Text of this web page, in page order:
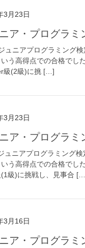
3月23日
ニア・プログラ
ュニアプログラミング
う高得点での合格でし
級(2級)に挑 […]
3月23日
ニア・プログラ
ュニアプログラミング
う高得点での合格でし
級)に挑戦し、見事合
3月16日
ニア・プログラ